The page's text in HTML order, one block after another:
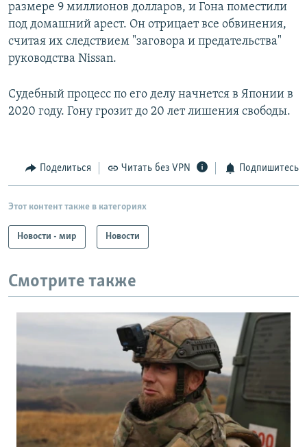
размере 9 миллионов долларов, и Гона поместили
под домашний арест. Он отрицает все обвинения,
считая их следствием "заговора и предательства"
руководства Nissan.
Судебный процесс по его делу начнется в Японии в
2020 году. Гону грозит до 20 лет лишения свободы.
Поделиться Читать без VPN Подпишитесь
Этот контент также в категориях
Новости - мир Новости
Смотрите также